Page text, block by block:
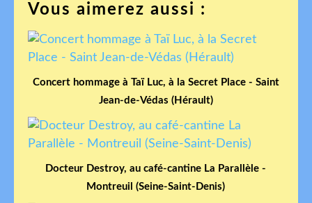
Vous aimerez aussi :
Concert hommage à Taï Luc, à la Secret Place - Saint
Jean-de-Védas (Hérault)
Docteur Destroy, au café-cantine La Parallèle -
Montreuil (Seine-Saint-Denis)